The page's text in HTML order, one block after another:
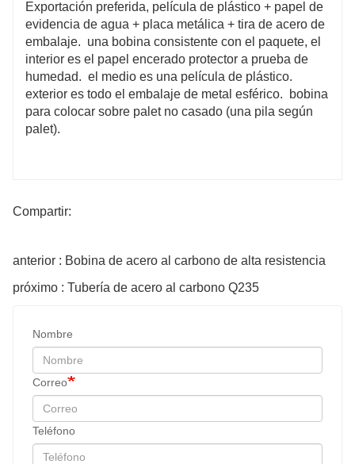
Exportación preferida, película de plástico + papel de
evidencia de agua + placa metálica + tira de acero de
embalaje. una bobina consistente con el paquete, el
interior es el papel encerado protector a prueba de
humedad. el medio es una película de plástico.
exterior es todo el embalaje de metal esférico.
bobina
para colocar sobre palet no casado (una pila según
palet).
Compartir:
anterior : Bobina de acero al carbono de alta resistencia
próximo : Tubería de acero al carbono Q235
Nombre
Correo
Teléfono